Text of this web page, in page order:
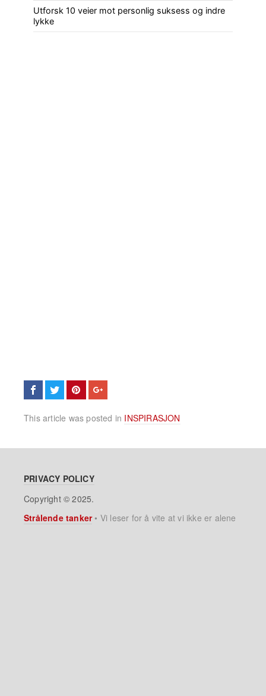
Utforsk 10 veier mot personlig suksess og indre
lykke
This article was posted in INSPIRASJON
PRIVACY POLICY
Copyright © 2025.
Strålende tanker• Vi leser for å vite at vi ikke er alene